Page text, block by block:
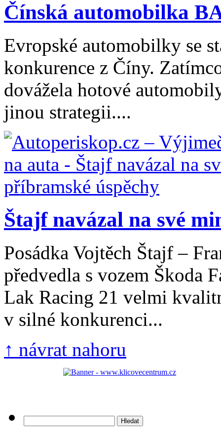
Čínská automobilka
Evropské automobilky se
konkurence z Číny.
dovážela hotové
jinou strategii....
Štajf navázal na své
Posádka Vojtěch Štajf –
předvedla s vozem Škoda
Lak Racing 21 velmi
v silné konkurenci...
↑ návrat nahoru